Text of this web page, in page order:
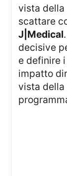
vista della
scattare
J|Medical
decisive
e definire
impatto
vista